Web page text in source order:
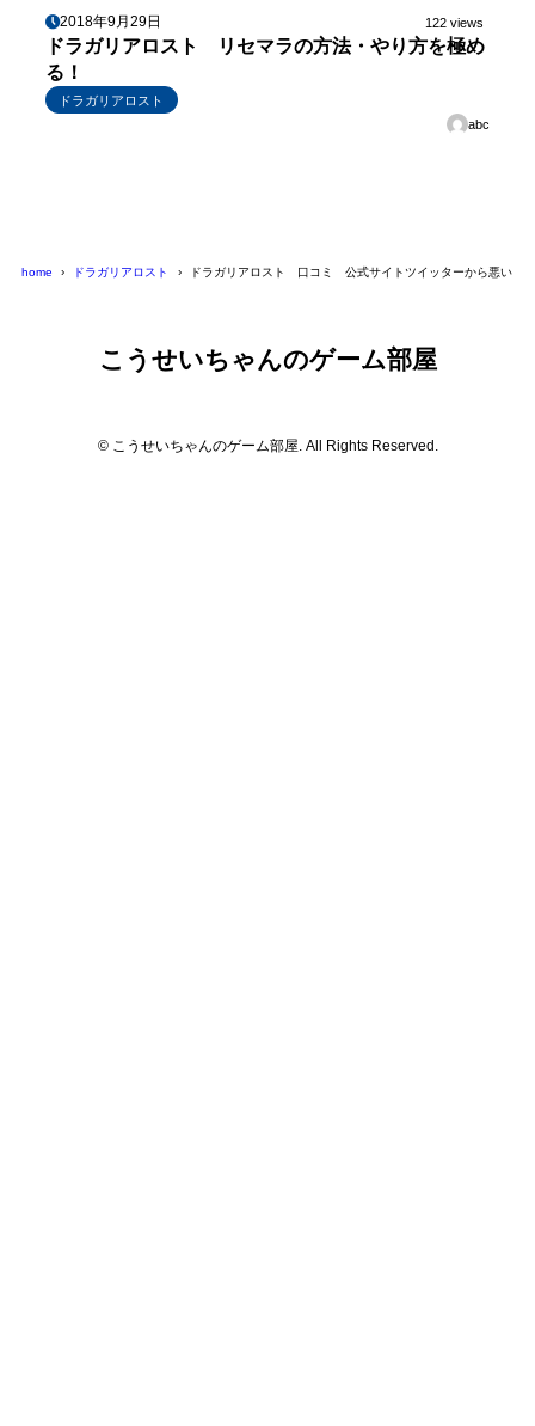
2018年9月29日 122 views
ドラガリアロスト リセマラの方法・やり方を極め
る！
ドラガリアロスト
abc
home ドラガリアロスト ドラガリアロスト 口コミ 公式サイトツイッターから悪い・
こうせいちゃんのゲーム部屋
© こうせいちゃんのゲーム部屋. All Rights Reserved.